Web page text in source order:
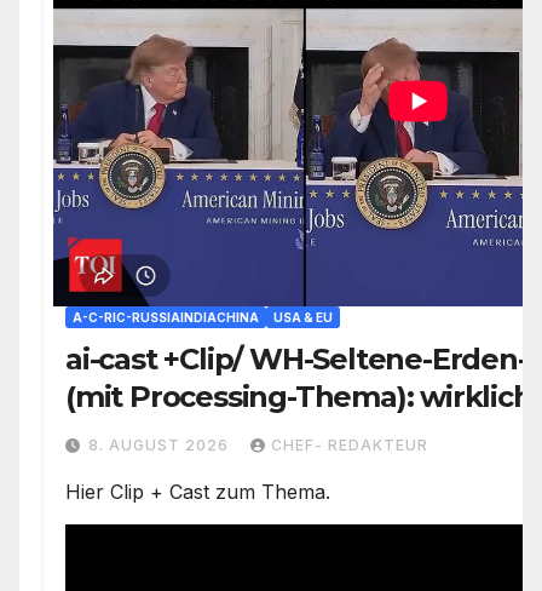
A-C-RIC-RUSSIAINDIACHINA USA & EU
ai-cast +Clip/ WH-Seltene-Erden-
(mit Processing-Thema):
Problemzone nicht erfasst/
8. AUGUST 2026 CHEF- REDAKTEUR
Hier Clip + Cast zum Thema.